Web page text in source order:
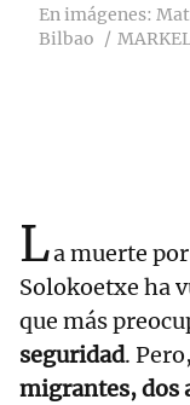
En imágenes:
Bilbao
La muerte
Solokoetxe ha
que más
seguridad.
migrantes, dos